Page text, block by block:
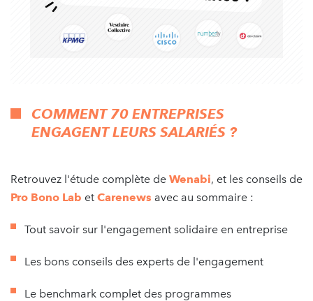
COMMENT 70 ENTREPRISES
ENGAGENT LEURS SALARIÉS ?
Retrouvez l'étude complète de Wenabi, et les conseils de
Pro Bono Lab et Carenews avec au sommaire :
Tout savoir sur l'engagement solidaire en entreprise
Les bons conseils des experts de l'engagement
Le benchmark complet des programmes